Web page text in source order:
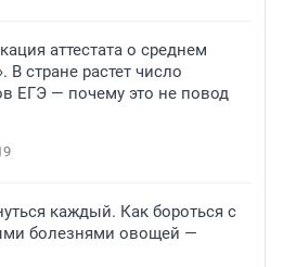
аттестата о среднем
В стране растет число
ЕГЭ — почему это не повод
каждый. Как бороться с
болезнями овощей —